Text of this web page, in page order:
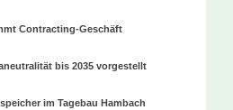
Contracting-Geschäft
bis 2035 vorgestellt
im Tagebau Hambach